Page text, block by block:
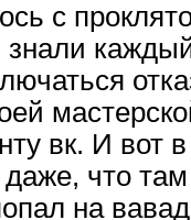
с
вк. И вот
что там
на